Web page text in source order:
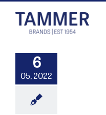
6
05, 2022